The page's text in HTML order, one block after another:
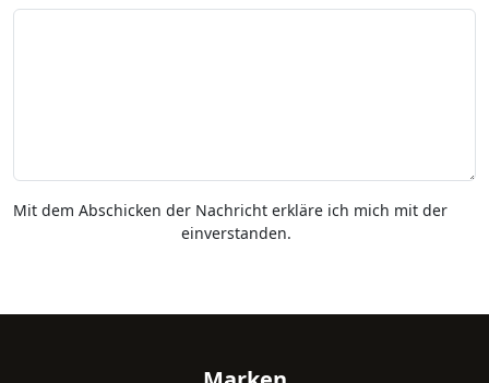
Mit dem Abschicken der Nachricht erkläre ich mich mit der
einverstanden.